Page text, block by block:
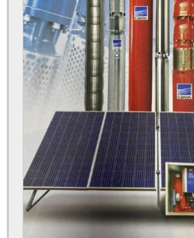
Manutenção de bomba submersa
Manutenção de poço artesiano
Manutenção de poço artesiano preço
Manutenção de poços tubulares
Manutenção de poços tubulares profundos
Manutenção preventiva em poços tubulares
Manutenção preventiva poço artesiano
Orçamento para construção de poço artesiano
Orçamento para construir poço artesiano